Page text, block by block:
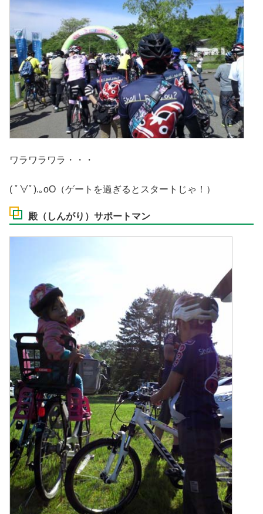
ワラワラワラ・・・
( ﾟ∀ﾟ).｡oO（ゲートを過ぎるとスタートじゃ！）
殿（しんがり）サポートマン